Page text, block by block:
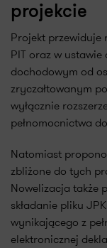
projekcie
Projekt przewiduje
PIT oraz w
dochodowym od
zryczałtowanym
wyłącznie
pełnomocnictwa
Natomiast
zbliżone do tych
Nowelizacja także
składanie pliku
wynikającego z
elektronicznej